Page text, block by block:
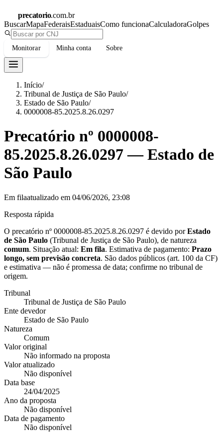
precatorio.com.br
BuscarMapaFederaisEstaduaisComo funcionaCalculadoraGolpes
Monitorar Minha conta Sobre
Início/
Tribunal de Justiça de São Paulo/
Estado de São Paulo/
0000008-85.2025.8.26.0297
Precatório nº 0000008-
85.2025.8.26.0297—Estado de
São Paulo
Em filaatualizado em 04/06/2026, 23:08
Resposta rápida
O precatório nº 0000008-85.2025.8.26.0297 é devido porEstado
de São Paulo (Tribunal de Justiça de São Paulo), de natureza
comum. Situação atual: Em fila. Estimativa de pagamento: Prazo
longo, sem previsão concreta. São dados públicos (art. 100 da CF)
e estimativa — não é promessa de data; confirme no tribunal de
origem.
Tribunal
Tribunal de Justiça de São Paulo
Ente devedor
Estado de São Paulo
Natureza
Comum
Valor original
Não informado na proposta
Valor atualizado
Não disponível
Data base
24/04/2025
Ano da proposta
Não disponível
Data de pagamento
Não disponível